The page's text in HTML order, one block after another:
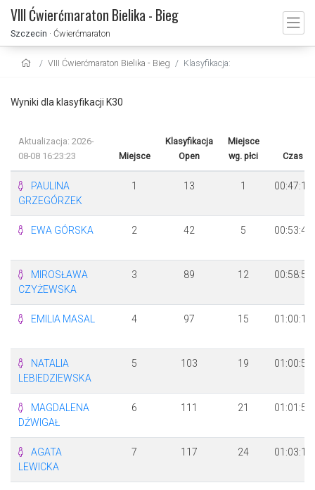
VIII Ćwierćmaraton Bielika - Bieg
Szczecin · Ćwierćmaraton
VIII Ćwierćmaraton Bielika - Bieg Klasyfikacja:
Wyniki dla klasyfikacji K30
Aktualizacja: 2026-
08-08 16:23:23
Miejsce
Klasyfikacja
Open
Miejsce
wg. płci
Czas
PAULINA
GRZEGÓRZEK
1 13 1 00:47:10
EWA GÓRSKA 2 42 5 00:53:46
MIROSŁAWA
CZYŻEWSKA
3 89 12 00:58:57
EMILIA MASAL 4 97 15 01:00:16
NATALIA
LEBIEDZIEWSKA
5 103 19 01:00:57
MAGDALENA
DŹWIGAŁ
6 111 21 01:01:56
AGATA
LEWICKA
7 117 24 01:03:17